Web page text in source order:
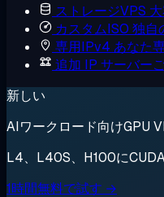
ストレージVPS
カスタムISO 独自
専用IPv4 あなた
追加 IP サーバー
新しい
AIワークロード向けGPU
L4、L40S、H100に
1時間無料で試す →